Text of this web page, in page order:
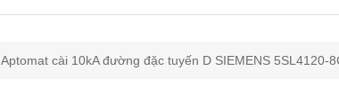
Aptomat cài 10kA đường đặc tuyến D SIEMENS 5SL4120-